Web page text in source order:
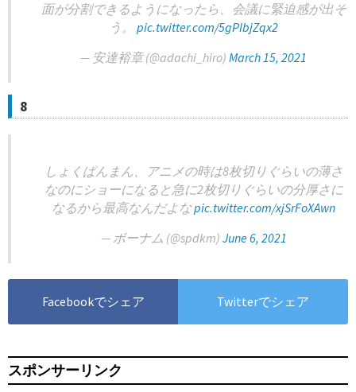
面が分割できるようになったら、会議に緊迫感が出そ
う。 pic.twitter.com/5gPIbjZqx2
— 安達裕章 (@adachi_hiro) March 15, 2021
8
しょくぱんまん、アニメの時は8枚切りぐらいの薄さ
なのにショーになると急に2枚切りぐらいの分厚さに
なるから最高なんだよなpic.twitter.com/xjSrFoXAwn
— ボーナム (@spdkm) June 6, 2021
Facebookでシェア Twitterでシェア
スポンサーリンク